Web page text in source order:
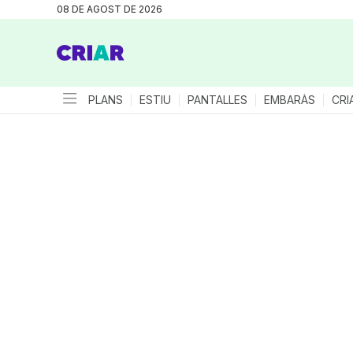
08 DE AGOST DE 2026
PLANS ESTIU PANTALLES EMBARÀS